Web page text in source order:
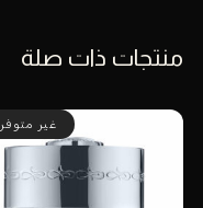
منتجات ذات صلة
غير متوفر